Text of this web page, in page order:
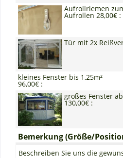
Aufrollriemen
Aufrollen 28,00€ :
Tür mit 2x
kleines Fenster bis 1,25m²
96,00€ :
großes Fenster
130,00€ :
Bemerkung (Größe/
Beschreiben Sie uns die